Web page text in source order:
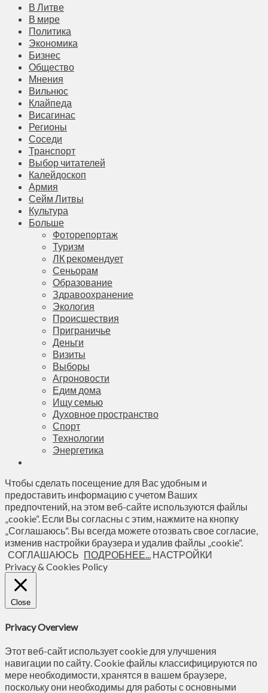
В Литве
В мире
Политика
Экономика
Бизнес
Общество
Мнения
Вильнюс
Клайпеда
Висагинас
Регионы
Соседи
Транспорт
Выбор читателей
Калейдоскоп
Армия
Сейм Литвы
Культура
Больше
Фоторепортаж
Туризм
ЛК рекомендует
Сеньорам
Образование
Здравоохранение
Экология
Происшествия
Приграничье
Деньги
Визиты
Выборы
Агроновости
Едим дома
Ищу семью
Духовное пространство
Спорт
Технологии
Энергетика
Чтобы сделать посещение для Вас удобным и
предоставить информацию с учетом Ваших
предпочтений, на этом веб-сайте используются файлы
„cookie“. Если Вы согласны с этим, нажмите на кнопку
„Соглашаюсь“. Вы всегда можете отозвать свое согласие,
изменив настройки браузера и удалив файлы „cookie“.
СОГЛАШАЮСЬ ПОДРОБНЕЕ...
НАСТРОЙКИ
Privacy & Cookies Policy
Close
Privacy Overview
Этот веб-сайт использует cookie для улучшения
навигации по сайту. Сookie файлы классифицируются по
мере необходимости, хранятся в вашем браузере,
поскольку они необходимы для работы с основными